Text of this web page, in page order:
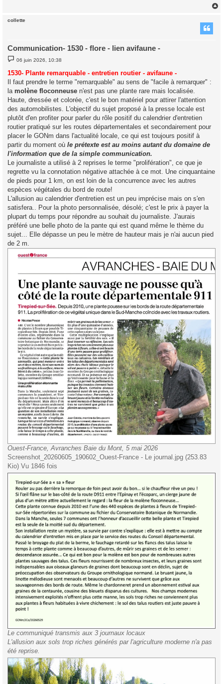
collette
Communication- 1530 - flore - lien avifaune -
M
e
s
s
a
e
06 juin 2026, 10:38
1530- Plante remarquable - entretien routier - avifaune -
Il faut prendre le terme "remarquable" au sens de "facile à remarquer" :
la molène floconneuse n'est pas une plante rare mais localisée.
Haute, dressée et colorée, c'est le bon matériel pour attirer l'attention
des automobilistes. L'objectif du sujet proposé à la presse locale est
plutôt d'en profiter pour parler du rôle positif du calendrier d'entretien
routier pratiqué sur les routes départementales et secondairement pour
placer le GONm dans l'actualité locale, ce qui est toujours positif à
partir du moment où le prétexte est au moins autant du domaine de
l'information que de la simple communication.
Le journaliste a utilisé à 2 reprises le terme "prolifération", ce que je
regrette vu la connotation négative attachée à ce mot. Une cinquantaine
de pieds pour 1 km, on est loin de la concurrence avec les autres
espèces végétales du bord de route!
L'allusion au calendrier d'entretien est un peu imprécise mais on s'en
satisfera.. Pour la photo personnalisée, désolé; c'est le prix à payer la
plupart du temps pour répondre au souhait du journaliste. J'aurais
préféré une belle photo de la pante qui est quand même le thème du
sujet... Elle dépasse un peu le mètre de hauteur mais je n'ai aucun pied
de 2 m.
Ouest-France, Avranches Baie du Mont, 5 mai 2026
Screenshot_20260605_190602_Ouest-France - Le journal.jpg (253.83
Kio) Vu 1846 fois
Le communiqué transmis aux 3 journaux locaux
L'allusion aux sols trop riches générés par l'agriculture moderne n'a pas
été reprise.